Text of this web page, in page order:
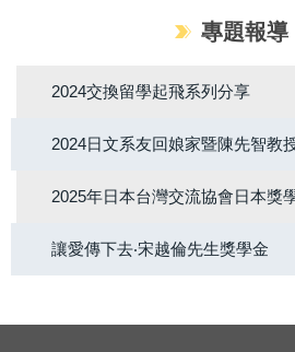
專題報導
2024交換留學起飛系列分享
2024日文系友回娘家暨陳先智教
2025年日本台灣交流協會日本獎
讓愛傳下去‧宋越倫先生獎學金